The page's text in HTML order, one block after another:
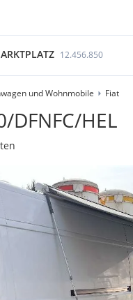
12.456.850
und Wohnmobile Fiat
DFNFC/HEL